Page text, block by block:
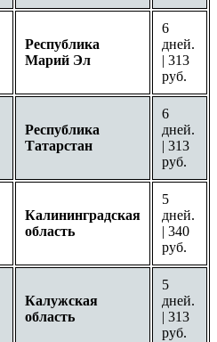
Республика
Марий Эл
6
дней.
| 313
руб.
Республика
Татарстан
6
дней.
| 313
руб.
Калининградская
область
5
дней.
| 340
руб.
Калужская
область
5
дней.
| 313
руб.